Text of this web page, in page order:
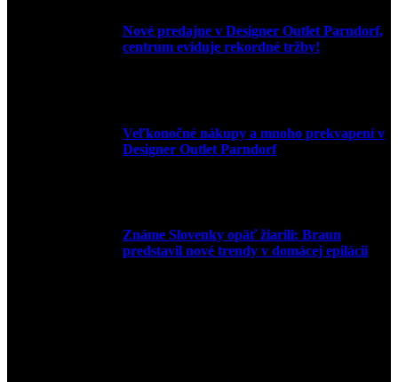
Nové predajne v Designer Outlet Parndorf,
centrum eviduje rekordné tržby!
Veľkonočné nákupy a mnoho prekvapení v
Designer Outlet Parndorf
Známe Slovenky opäť žiarili: Braun
predstavil nové trendy v domácej epilácii